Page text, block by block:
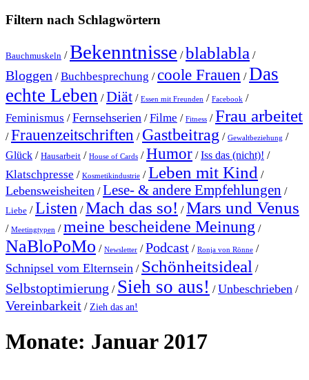
Filtern nach Schlagwörtern
Bauchmuskeln /Bekenntnisse /blablabla /
Bloggen /Buchbesprechung /coole Frauen /Das
echte Leben /Diät / Essen mit Freunden / Facebook /
Feminismus /Fernsehserien /Filme / Fitness /Frau arbeitet
/Frauenzeitschriften / Gastbeitrag / Gewaltbeziehung /
Glück / Hausarbeit / House of Cards /Humor /Iss das (nicht)! /
Klatschpresse / Kosmetikindustrie /Leben mit Kind /
Lebensweisheiten /Lese- & andere Empfehlungen /
Liebe /Listen /Mach das so! /Mars und Venus
/ Meetingtypen /meine bescheidene Meinung /
NaBloPoMo / Newsletter /Podcast / Ronja von Rönne /
Schnipsel vom Elternsein / Schönheitsideal /
Selbstoptimierung / Sieh so aus! /Unbeschrieben /
Vereinbarkeit / Zieh das an!
Monate: Januar 2017